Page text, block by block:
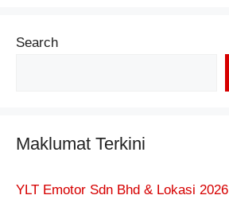
Search
Maklumat Terkini
YLT Emotor Sdn Bhd & Lokasi 2026